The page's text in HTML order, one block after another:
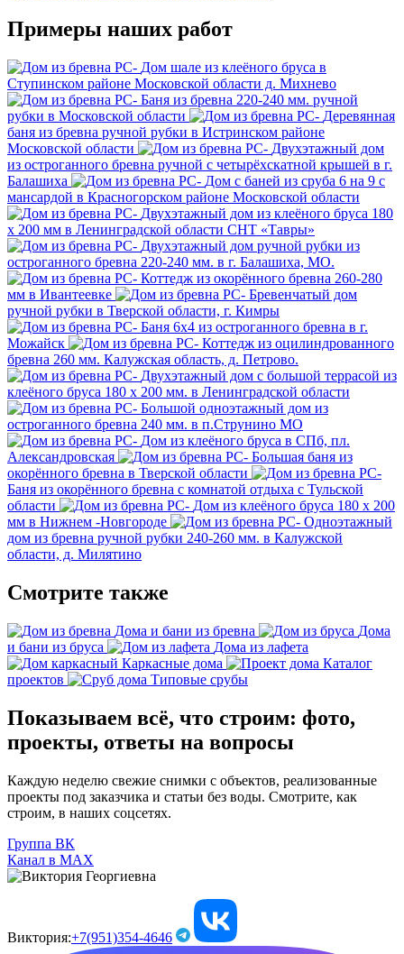
Примеры наших работ
Дом шале из клеёного бруса в
Ступинском районе Московской области д. Михнево
Баня из бревна 220-240 мм. ручной
рубки в Московской области
Деревянная
баня из бревна ручной рубки в Истринском районе
Московской области
Двухэтажный дом
из остроганного бревна ручной с четырёхскатной крышей в г.
Балашиха
Дом с баней из сруба 6 на 9 с
мансардой в Красногорском районе Московской области
Двухэтажный дом из клеёного бруса 180
х 200 мм в Ленинградской области СНТ «Тавры»
Двухэтажный дом ручной рубки из
остроганного бревна 220-240 мм. в г. Балашиха, МО.
Коттедж из окорённого бревна 260-280
мм в Ивантеевке
Бревенчатый дом
ручной рубки в Тверской области, г. Кимры
Баня 6х4 из остроганного бревна в г.
Можайск
Коттедж из оцилиндрованного
бревна 260 мм. Калужская область, д. Петрово.
Двухэтажный дом с большой террасой из
клеёного бруса 180 х 200 мм. в Ленинградской области
Большой одноэтажный дом из
остроганного бревна 240 мм. в п.Струнино МО
Дом из клеёного бруса в СПб, пл.
Александровская
Большая баня из
окорённого бревна в Тверской области
Баня из окорённого бревна с комнатой отдыха с Тульской
области
Дом из клеёного бруса 180 х 200
мм в Нижнем -Новгороде
Одноэтажный
дом из бревна ручной рубки 240-260 мм. в Калужской
области, д. Милятино
Смотрите также
Дома и бани из бревна
Дома
и бани из бруса
Дома из лафета
Каркасные дома
Каталог
проектов
Типовые срубы
Показываем всё, что строим: фото,
проекты, ответы на вопросы
Каждую неделю свежие снимки с объектов, реализованные
проекты под заказчика и статьи без воды. Смотрите, как
строим, в наших соцсетях.
Группа ВК
Канал в МАХ
Виктория:+7(951)354-4646